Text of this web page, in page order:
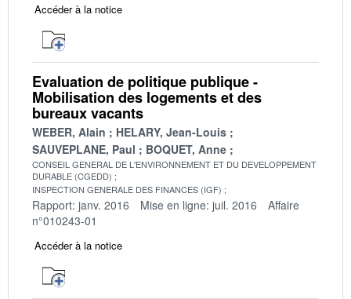
Accéder à la notice
Evaluation de politique publique -
Mobilisation des logements et des
bureaux vacants
WEBER, Alain
HELARY, Jean-Louis
SAUVEPLANE, Paul
BOQUET, Anne
CONSEIL GENERAL DE L'ENVIRONNEMENT ET DU DEVELOPPEMENT
DURABLE (CGEDD)
INSPECTION GENERALE DES FINANCES (IGF)
Rapport: janv. 2016 Mise en ligne: juil. 2016
Affaire
n°010243-01
Accéder à la notice